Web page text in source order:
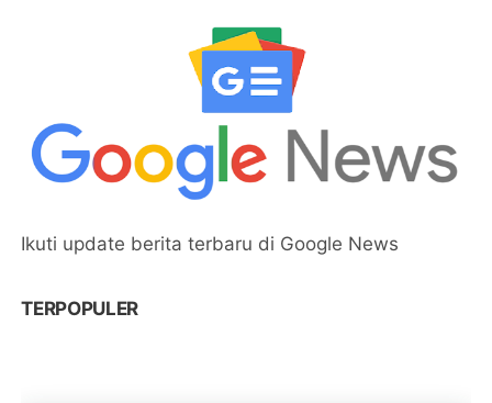
Ikuti update berita terbaru di Google News
TERPOPULER